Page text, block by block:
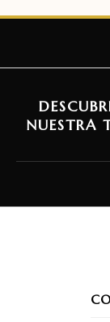
NUESTRA